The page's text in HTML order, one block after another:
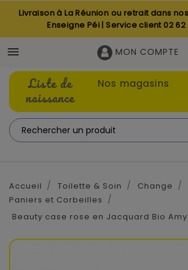
Livraison à La Réunion ou retrait dans nos
Enseigne Péi | Service client02 62
 MON COMPTE
Liste de
naissance
Nos magasins
Accueil Toilette & Soin
Change
Paniers et Corbeilles
Beauty case rose en Jacquard Bio